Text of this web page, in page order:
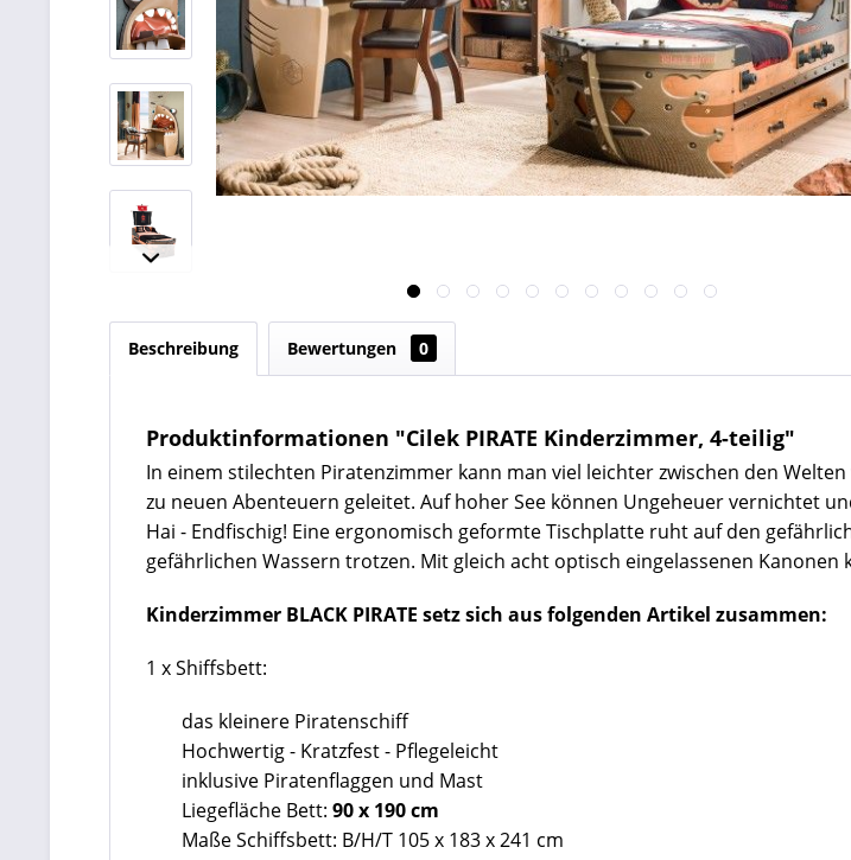
Beschreibung Bewertungen 0
Produktinformationen "Cilek PIRATE Kinderzimmer, 4-teilig"
In einem stilechten Piratenzimmer kann man viel leichter zwischen den
zu neuen Abenteuern geleitet. Auf hoher See können Ungeheuer vernichtet
Hai - Endfischig! Eine ergonomisch geformte Tischplatte ruht auf den
gefährlichen Wassern trotzen. Mit gleich acht optisch eingelassenen
Kinderzimmer BLACK PIRATE setz sich aus folgenden Artikel zusammen:
1 x Shiffsbett:
das kleinere Piratenschiff
Hochwertig - Kratzfest - Pflegeleicht
inklusive Piratenflaggen und Mast
Liegefläche Bett: 90 x 190 cm
Maße Schiffsbett: B/H/T 105 x 183 x 241 cm